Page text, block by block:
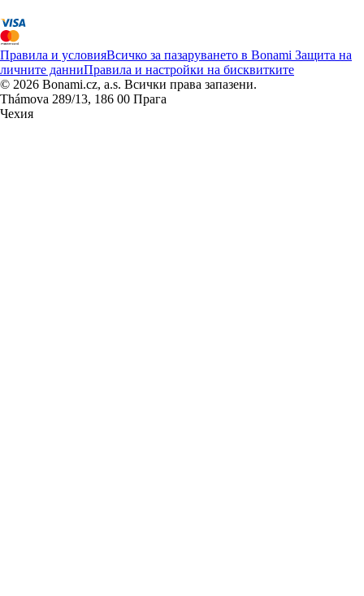
Правила и условияВсичко за пазаруването в Bonami Защита на
личните данниПравила и настройки на бисквитките
© 2026 Bonami.cz, a.s. Всички права запазени.
Thámova 289/13, 186 00 Прага
Чехия